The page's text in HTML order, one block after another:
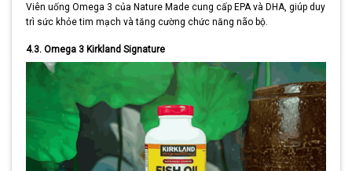
Viên uống Omega 3 của Nature Made cung cấp EPA và DHA, giúp duy
trì sức khỏe tim mạch và tăng cường chức năng não bộ.
4.3. Omega 3 Kirkland Signature